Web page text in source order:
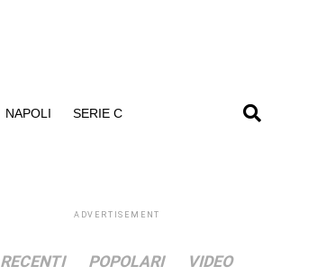
NAPOLI SERIE C
ADVERTISEMENT
RECENTI POPOLARI VIDEO